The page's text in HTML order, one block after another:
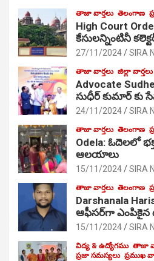
తాజా వార్తలు తెలంగాణ
High Court
కేసులన్నింటినీ
27/11/2024 SIRA
తాజా వార్తలు జిల్లా వార్తలు
Advocate
సుధీర్ కుమార్ కు
24/11/2024 SIRA
తాజా వార్తలు తెలంగాణ
Odela: ఓదెల‌లో
ఆల‌యాలు
15/11/2024 SIRA
తాజా వార్తలు తెలంగాణ
Darshanala
ఆఫీసర్‌గా ఎంపికైన
15/11/2024 SIRA
విద్య & ఉద్యోగము తాజా
ప్రజా సమస్యలు ప్రముఖ